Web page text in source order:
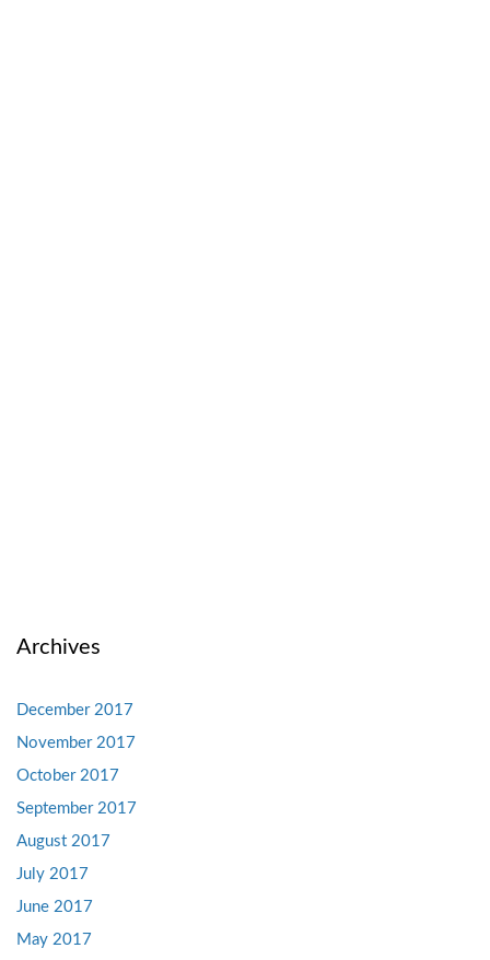
Archives
December 2017
November 2017
October 2017
September 2017
August 2017
July 2017
June 2017
May 2017